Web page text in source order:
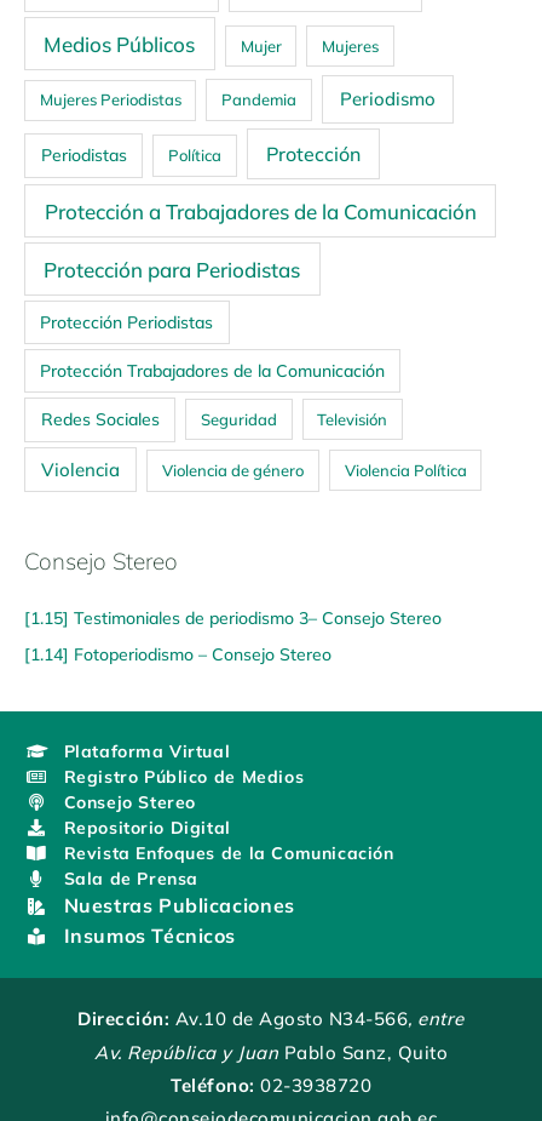
Medios Públicos Mujer Mujeres
Mujeres Periodistas Pandemia Periodismo
Periodistas Política Protección
Protección a Trabajadores de la Comunicación
Protección para Periodistas
Protección Periodistas
Protección Trabajadores de la Comunicación
Redes Sociales Seguridad Televisión
Violencia Violencia de género Violencia Política
Consejo Stereo
[1.15] Testimoniales de periodismo 3– Consejo Stereo
[1.14] Fotoperiodismo – Consejo Stereo
Plataforma Virtual
Registro Público de Medios
Consejo Stereo
Repositorio Digital
Revista Enfoques de la Comunicación
Sala de Prensa
Nuestras Publicaciones
Insumos Técnicos
Dirección: Av.10 de Agosto N34-566, entre
Av. República y Juan Pablo Sanz, Quito
Teléfono: 02-3938720